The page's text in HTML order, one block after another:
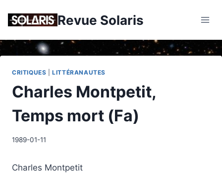
Revue Solaris
CRITIQUES |LITTÉRANAUTES
Charles Montpetit,
Temps mort (Fa)
1989-01-11
Charles Montpetit